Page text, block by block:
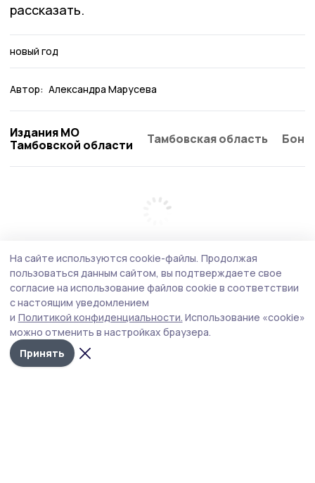
рассказать.
новый год
Автор: Александра Марусева
Издания МО
Тамбовской области
Тамбовская область
На сайте используются cookie-файлы. Продолжая
пользоваться данным сайтом, вы подтверждаете свое
согласие на использование файлов cookie в соответствии
с настоящим уведомлением
и Политикой конфиденциальности. Использование «cookie»
можно отменить в настройках браузера.
Принять